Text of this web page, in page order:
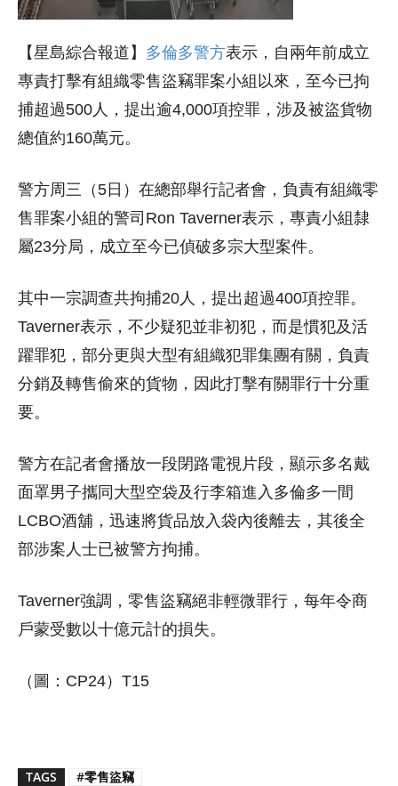
【星島綜合報道】 多倫多警方表示，自兩年前成立
專責打擊有組織零售盜竊罪案小組以來，至今已拘
捕超過500人，提出逾4,000項控罪，涉及被盜貨物
總值約160萬元。
警方周三（5日）在總部舉行記者會，負責有組織零
售罪案小組的警司Ron Taverner表示，專責小組隸
屬23分局，成立至今已偵破多宗大型案件。
其中一宗調查共拘捕20人，提出超過400項控罪。
Taverner表示，不少疑犯並非初犯，而是慣犯及活
躍罪犯，部分更與大型有組織犯罪集團有關，負責
分銷及轉售偷來的貨物，因此打擊有關罪行十分重
要。
警方在記者會播放一段閉路電視片段，顯示多名戴
面罩男子攜同大型空袋及行李箱進入多倫多一間
LCBO酒舖，迅速將貨品放入袋內後離去，其後全
部涉案人士已被警方拘捕。
Taverner強調，零售盜竊絕非輕微罪行，每年令商
戶蒙受數以十億元計的損失。
（圖：CP24）T15
TAGS #零售盜竊